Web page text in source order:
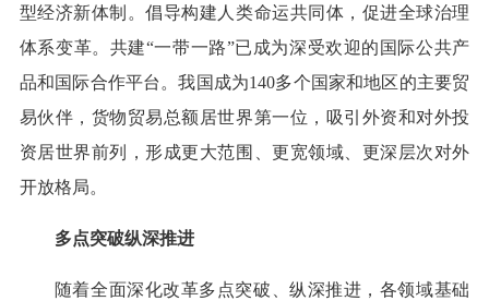
型经济新体制。倡导构建人类命运共同体，促进全球治理
体系变革。共建“一带一路”已成为深受欢迎的国际公共产
品和国际合作平台。我国成为140多个国家和地区的主要贸
易伙伴，货物贸易总额居世界第一位，吸引外资和对外投
资居世界前列，形成更大范围、更宽领域、更深层次对外
开放格局。
多点突破纵深推进
随着全面深化改革多点突破、纵深推进，各领域基础